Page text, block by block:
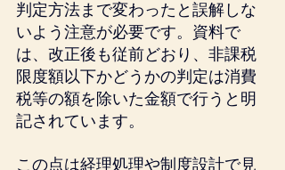
判定方法まで変わったと誤解しな
いよう注意が必要です。資料で
は、改正後も従前どおり、非課税
限度額以下かどうかの判定は消費
税等の額を除いた金額で行うと明
記されています。
この点は経理処理や制度設計で見